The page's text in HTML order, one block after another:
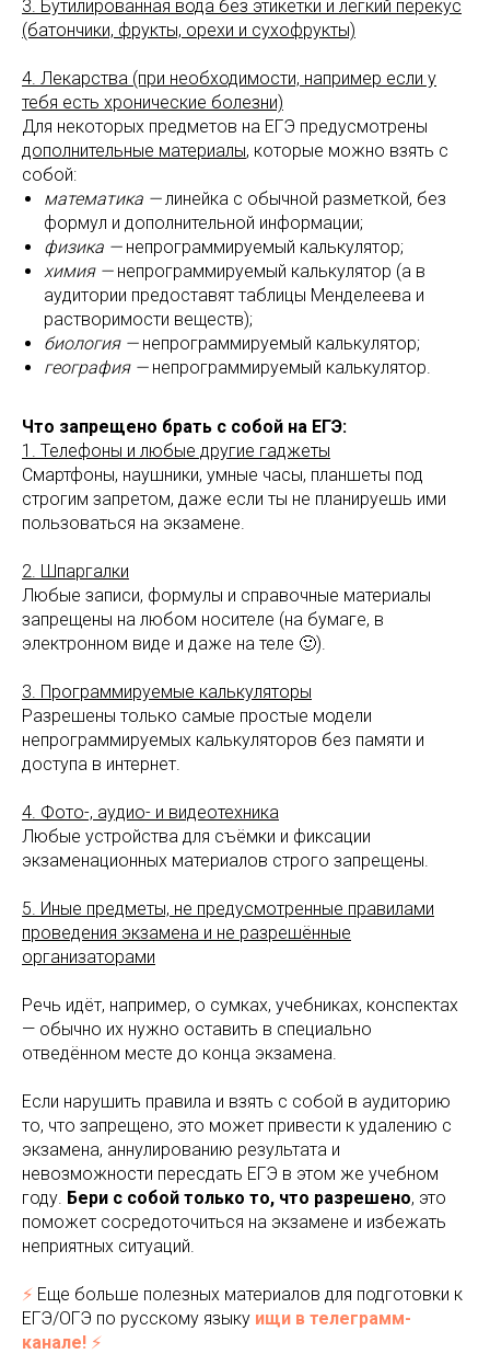
3. Бутилированная вода без этикетки и лёгкий перекус
(батончики, фрукты, орехи и сухофрукты)
4. Лекарства (при необходимости, например если у
тебя есть хронические болезни)
Для некоторых предметов на ЕГЭ предусмотрены
дополнительные материалы, которые можно взять с
собой:
математика —линейка с обычной разметкой, без
формул и дополнительной информации;
физика — непрограммируемый калькулятор;
химия — непрограммируемый калькулятор (а в
аудитории предоставят таблицы Менделеева и
растворимости веществ);
биология — непрограммируемый калькулятор;
география — непрограммируемый калькулятор.
Что запрещено брать с собой на ЕГЭ:
1. Телефоны и любые другие гаджеты
Смартфоны, наушники, умные часы, планшеты под
строгим запретом, даже если ты не планируешь ими
пользоваться на экзамене.
2. Шпаргалки
Любые записи, формулы и справочные материалы
запрещены на любом носителе (на бумаге, в
электронном виде и даже на теле 🙂).
3. Программируемые калькуляторы
Разрешены только самые простые модели
непрограммируемых калькуляторов без памяти и
доступа в интернет.
4. Фото-, аудио- и видеотехника
Любые устройства для съёмки и фиксации
экзаменационных материалов строго запрещены.
5. Иные предметы, не предусмотренные правилами
проведения экзамена и не разрешённые
организаторами
Речь идёт, например, о сумках, учебниках, конспектах
— обычно их нужно оставить в специально
отведённом месте до конца экзамена.
Если нарушить правила и взять с собой в аудиторию
то, что запрещено, это может привести к удалению с
экзамена, аннулированию результата и
невозможности пересдать ЕГЭ в этом же учебном
году. Бери с собой только то, что разрешено, это
поможет сосредоточиться на экзамене и избежать
неприятных ситуаций.
⚡️ Еще больше полезных материалов для подготовки к
ЕГЭ/ОГЭ по русскому языку ищи в телеграмм-
канале! ⚡️